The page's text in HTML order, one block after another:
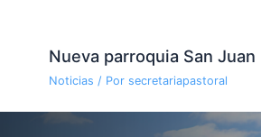
Nueva parroquia San Juan
Noticias / Por secretariapastoral